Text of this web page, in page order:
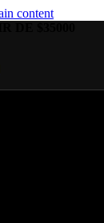
content